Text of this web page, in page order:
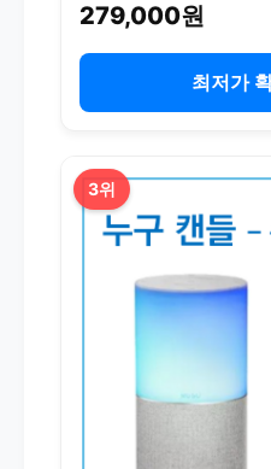
279,000원
최저가
3위